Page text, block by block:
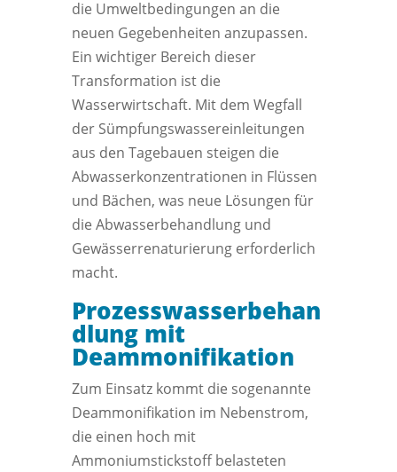
die Umweltbedingungen an die
neuen Gegebenheiten anzupassen.
Ein wichtiger Bereich dieser
Transformation ist die
Wasserwirtschaft. Mit dem Wegfall
der Sümpfungswassereinleitungen
aus den Tagebauen steigen die
Abwasserkonzentrationen in Flüssen
und Bächen, was neue Lösungen für
die Abwasserbehandlung und
Gewässerrenaturierung erforderlich
macht.
Prozesswasserbehan
dlung mit
Deammonifikation
Zum Einsatz kommt die sogenannte
Deammonifikation im Nebenstrom,
die einen hoch mit
Ammoniumstickstoff belasteten